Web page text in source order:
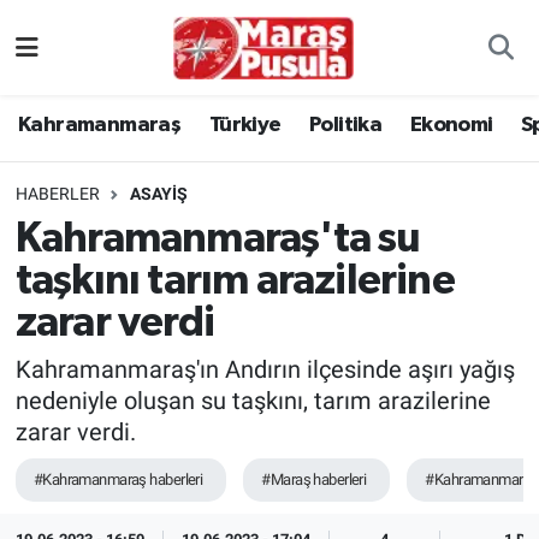
Kahramanmaraş Türkiye Politika Ekonomi
HABERLER ASAYİŞ
Kahramanmaraş'ta su
taşkını tarım arazilerine
zarar verdi
Kahramanmaraş'ın Andırın ilçesinde aşırı yağış
nedeniyle oluşan su taşkını, tarım arazilerine
zarar verdi.
#Kahramanmaraş haberleri #Maraş haberleri #Kahramanmaraş
Politika
Ekonomi
Spor
İstanbul Trafik Yoğunluk Haritası
Süper Lig Puan Durumu ve Fikstür
Tüm Manşetler